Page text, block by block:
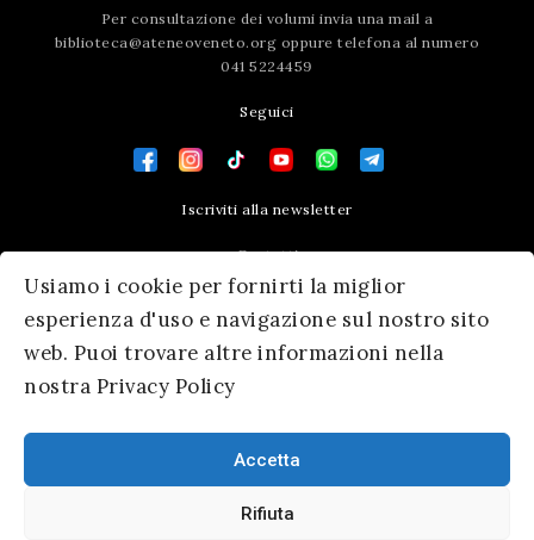
Usiamo i cookie per fornirti la miglior
esperienza d'uso e navigazione sul nostro sito
web. Puoi trovare altre informazioni nella
nostra Privacy Policy
Accetta
Rifiuta
Per consultazione dei volumi invia una mail a
biblioteca@ateneoveneto.org oppure telefona al numero
041 5224459
Seguici
Iscriviti alla newsletter
Contatti